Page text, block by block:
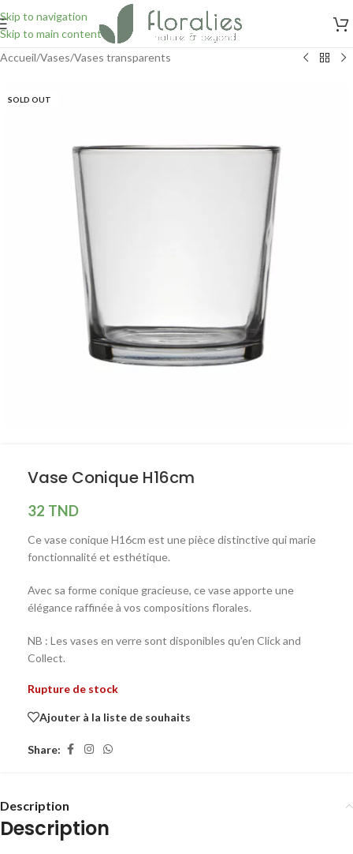
Skip to navigation
Skip to main content
Accueil/Vases/Vases transparents
SOLD OUT
Vase Conique H16cm
32 TND
Ce vase conique H16cm est une pièce distinctive qui marie
fonctionnalité et esthétique.
Avec sa forme conique gracieuse, ce vase apporte une
élégance raffinée à vos compositions florales.
NB : Les vases en verre sont disponibles qu’en Click and
Collect.
Rupture de stock
Ajouter à la liste de souhaits
Share:
Description
Description